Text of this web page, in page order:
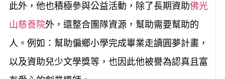
此外，他也積極參與公益活動，除了長期資助佛光
山慈善院外，還整合團隊資源，幫助需要幫助的
人。例如：幫助偏鄉小學完成畢業走讀圓夢計畫，
以及資助兒少文學獎等，也因此他被譽為認真且富